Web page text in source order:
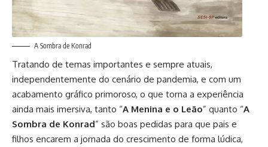
A Sombra de Konrad
Tratando de temas importantes e sempre atuais,
independentemente do cenário de pandemia, e com um
acabamento gráfico primoroso, o que torna a experiência
ainda mais imersiva, tanto “A Menina e o Leão” quanto “A
Sombra de Konrad” são boas pedidas para que pais e
filhos encarem a jornada do crescimento de forma lúdica,